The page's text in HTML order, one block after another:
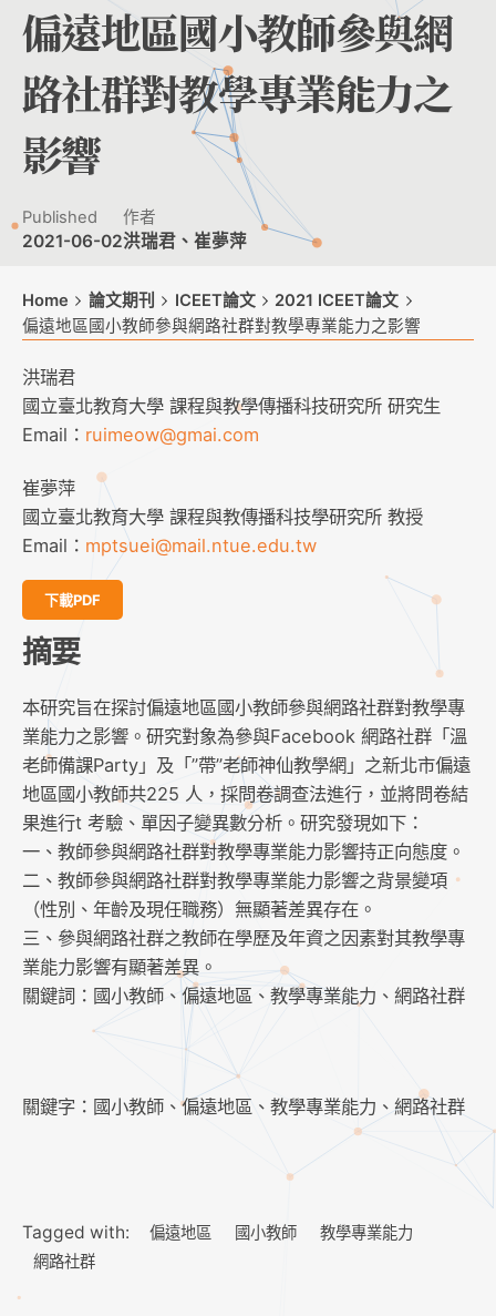
偏遠地區國小教師參與網
路社群對教學專業能力之
影響
Published
2021-06-02
作者
洪瑞君、崔夢萍
Home 論文期刊 ICEET論文
2021 ICEET論文
偏遠地區國小教師參與網路社群對教學專業能力之影響
洪瑞君
國立臺北教育大學 課程與教學傳播科技研究所 研究生
Email： ruimeow@gmai.com
崔夢萍
國立臺北教育大學 課程與教傳播科技學研究所 教授
Email： mptsuei@mail.ntue.edu.tw
下載PDF
摘要
本研究旨在探討偏遠地區國小教師參與網路社群對教學專
業能力之影響。研究對象為參與Facebook 網路社群「溫
老師備課Party」及「”帶”老師神仙教學網」之新北市偏遠
地區國小教師共225 人，採問卷調查法進行，並將問卷結
果進行t 考驗、單因子變異數分析。研究發現如下：
一、教師參與網路社群對教學專業能力影響持正向態度。
二、教師參與網路社群對教學專業能力影響之背景變項
（性別、年齡及現任職務）無顯著差異存在。
三、參與網路社群之教師在學歷及年資之因素對其教學專
業能力影響有顯著差異。
關鍵詞：國小教師、偏遠地區、教學專業能力、網路社群
關鍵字：國小教師、偏遠地區、教學專業能力、網路社群
Tagged with: 偏遠地區 國小教師
教學專業能力
網路社群